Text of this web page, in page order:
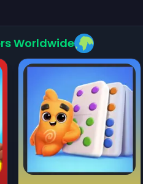
Worldwide